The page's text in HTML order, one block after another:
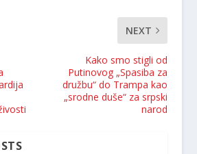
NEXT
Kako smo stigli od
Putinovog „Spasiba za
družbu“ do Trampa kao
„srodne duše“ za srpski
narod